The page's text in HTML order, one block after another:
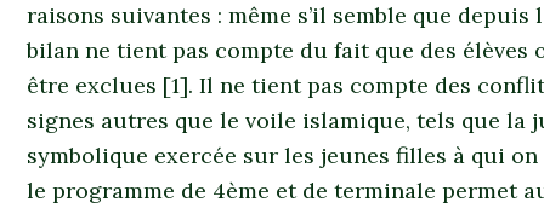
raisons suivantes : même s’il semble que
bilan ne tient pas compte du fait que des
être exclues [1]. Il ne tient pas compte des
signes autres que le voile islamique, tels que la
symbolique exercée sur les jeunes filles à qui
le programme de 4ème et de terminale permet